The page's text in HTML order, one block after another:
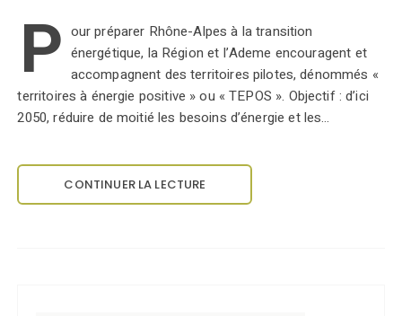
P our préparer Rhône-Alpes à la transition
énergétique, la Région et l’Ademe encouragent et
accompagnent des territoires pilotes, dénommés «
territoires à énergie positive » ou « TEPOS ». Objectif : d’ici
2050, réduire de moitié les besoins d’énergie et les…
CONTINUER LA LECTURE